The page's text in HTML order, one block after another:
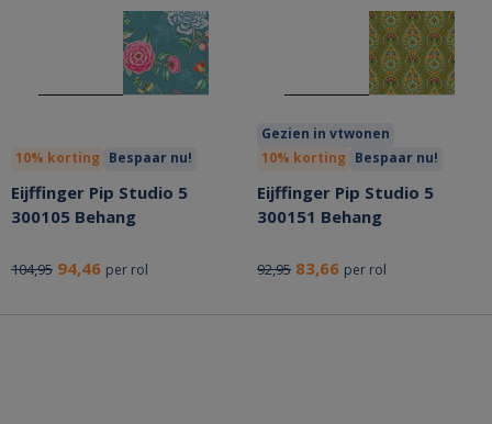
10% korting Bespaar nu!
Eijffinger Pip Studio 5
300105 Behang
104,95 94,46 per rol
Gezien in vtwonen
10% korting Bespaar nu!
Eijffinger Pip Studio 5
300151 Behang
92,95 83,66 per rol